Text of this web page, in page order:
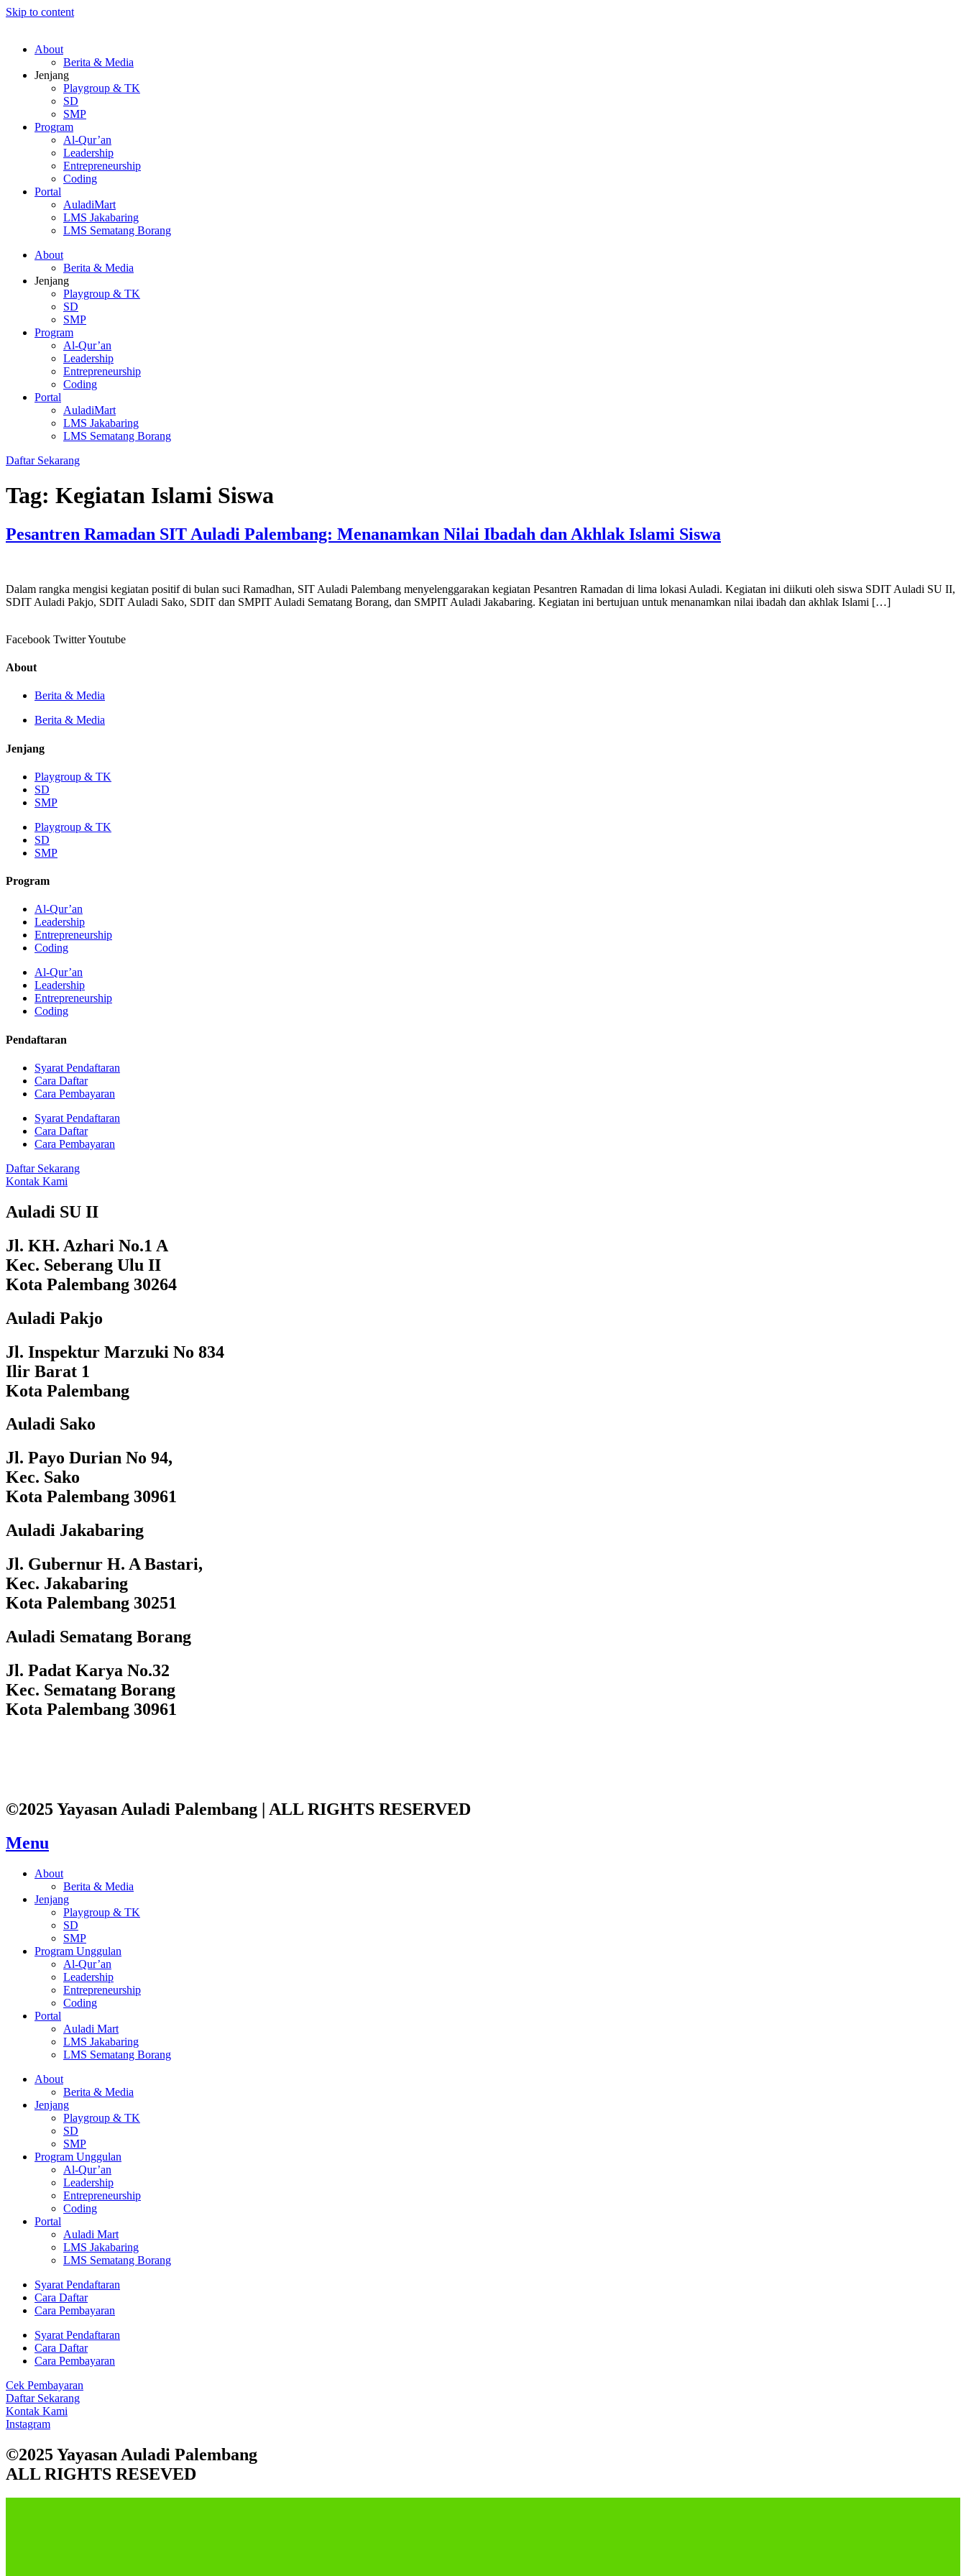
Skip to content
About
Berita & Media
Jenjang
Playgroup & TK
SD
SMP
Program
Al-Qur’an
Leadership
Entrepreneurship
Coding
Portal
AuladiMart
LMS Jakabaring
LMS Sematang Borang
About
Berita & Media
Jenjang
Playgroup & TK
SD
SMP
Program
Al-Qur’an
Leadership
Entrepreneurship
Coding
Portal
AuladiMart
LMS Jakabaring
LMS Sematang Borang
Daftar Sekarang
Tag: Kegiatan Islami Siswa
Pesantren Ramadan SIT Auladi Palembang: Menanamkan Nilai Ibadah dan Akhlak Islami Siswa
Dalam rangka mengisi kegiatan positif di bulan suci Ramadhan, SIT Auladi Palembang menyelenggarakan kegiatan Pesantren Ramadan di lima lokasi Auladi. Kegiatan ini diikuti oleh siswa SDIT Auladi SU II,
SDIT Auladi Pakjo, SDIT Auladi Sako, SDIT dan SMPIT Auladi Sematang Borang, dan SMPIT Auladi Jakabaring. Kegiatan ini bertujuan untuk menanamkan nilai ibadah dan akhlak Islami […]
Facebook TwitterYoutube
About
Berita & Media
Berita & Media
Jenjang
Playgroup & TK
SD
SMP
Playgroup & TK
SD
SMP
Program
Al-Qur’an
Leadership
Entrepreneurship
Coding
Al-Qur’an
Leadership
Entrepreneurship
Coding
Pendaftaran
Syarat Pendaftaran
Cara Daftar
Cara Pembayaran
Syarat Pendaftaran
Cara Daftar
Cara Pembayaran
Daftar Sekarang
Kontak Kami
Auladi SU II
Jl. KH. Azhari No.1 A
Kec. Seberang Ulu II
Kota Palembang 30264
Auladi Pakjo
Jl. Inspektur Marzuki No 834
Ilir Barat 1
Kota Palembang
Auladi Sako
Jl. Payo Durian No 94,
Kec. Sako
Kota Palembang 30961
Auladi Jakabaring
Jl. Gubernur H. A Bastari,
Kec. Jakabaring
Kota Palembang 30251
Auladi Sematang Borang
Jl. Padat Karya No.32
Kec. Sematang Borang
Kota Palembang 30961
©2025 Yayasan Auladi Palembang | ALL RIGHTS RESERVED
Menu
About
Berita & Media
Jenjang
Playgroup & TK
SD
SMP
Program Unggulan
Al-Qur’an
Leadership
Entrepreneurship
Coding
Portal
Auladi Mart
LMS Jakabaring
LMS Sematang Borang
About
Berita & Media
Jenjang
Playgroup & TK
SD
SMP
Program Unggulan
Al-Qur’an
Leadership
Entrepreneurship
Coding
Portal
Auladi Mart
LMS Jakabaring
LMS Sematang Borang
Syarat Pendaftaran
Cara Daftar
Cara Pembayaran
Syarat Pendaftaran
Cara Daftar
Cara Pembayaran
Cek Pembayaran
Daftar Sekarang
Kontak Kami
Instagram
©2025 Yayasan Auladi Palembang
ALL RIGHTS RESEVED